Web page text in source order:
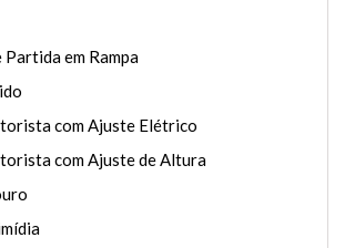
em Rampa
com Ajuste Elétrico
com Ajuste de Altura